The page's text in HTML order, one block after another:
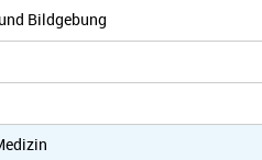
Bildgebung